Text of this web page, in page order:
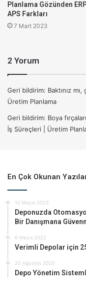
Öyleyse neden
konuşuluyor ? Gül
Planlama Gözünden
APS Farkları
7 Mart 2023
2 Yorum
Geri bildirim: Baktınız
Üretim Planlama
Geri bildirim: Boya
İş Süreçleri | Üretim
En Çok Okunan
10 Mayıs 2023
Deponuzda
Bir Danışmana
6 Mayıs 2022
Verimli Depolar için
20 Ağustos 2020
Depo Yönetim